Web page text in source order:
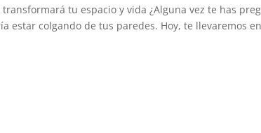
tu espacio y vida ¿Alguna vez te has
estar colgando de tus paredes. Hoy, te llevaremos